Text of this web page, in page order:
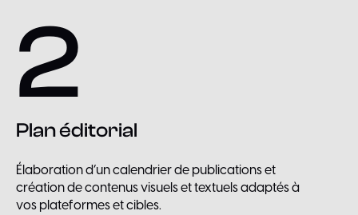
2
Plan éditorial
Élaboration d’un calendrier de publications et
création de contenus visuels et textuels adaptés à
vos plateformes et cibles.